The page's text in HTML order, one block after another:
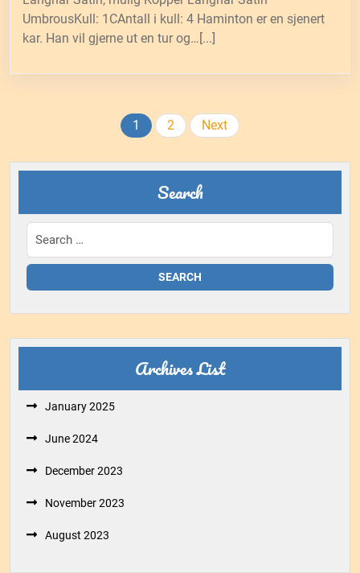
UmbrousKull: 1CAntall i kull: 4 Haminton er en sjenert
kar. Han vil gjerne ut en tur og…[...]
Posts
pagination
1 2 Next
Search
Archives List
January 2025
June 2024
December 2023
November 2023
August 2023